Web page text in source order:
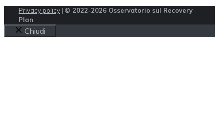
Privacy policy | © 2022-2026 Osservatorio sul Recovery
Plan
Chiudi